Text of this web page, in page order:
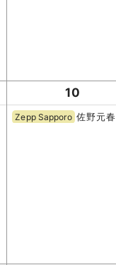
10
Zepp Sapporo 佐野元春